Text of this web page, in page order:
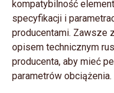
kompatybilność
specyfikacji i
producentami. Zawsze
opisem technicznym
producenta, aby mieć
parametrów obciążenia.